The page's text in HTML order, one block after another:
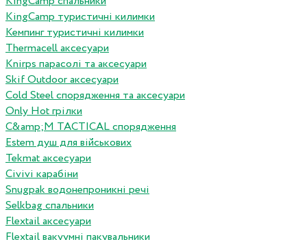
KingCamp туристичні килимки
Кемпинг туристичні килимки
Thermacell аксесуари
Knirps парасолі та аксесуари
Skif Outdoor аксесуари
Cold Steel спорядження та аксесуари
Only Hot грілки
C&amp;M TACTICAL спорядження
Estem душ для військових
Tekmat аксесуари
Сivivi карабіни
Snugpak водонепроникні речі
Selkbag спальники
Flextail аксесуари